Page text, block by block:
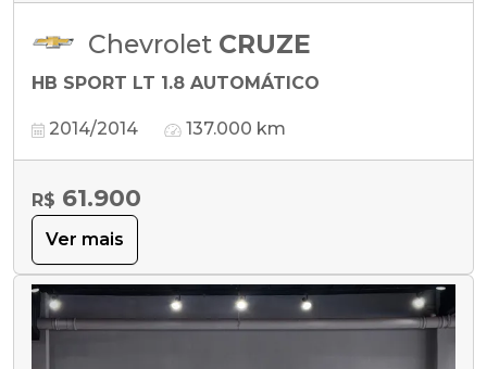
Chevrolet CRUZE
HB SPORT LT 1.8 AUTOMÁTICO
2014/2014 137.000 km
R$ 61.900
Ver mais